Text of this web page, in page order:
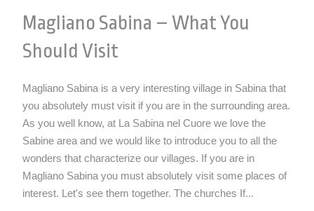
Magliano Sabina – What You
Should Visit
Magliano Sabina is a very interesting village in Sabina that
you absolutely must visit if you are in the surrounding area.
As you well know, at La Sabina nel Cuore we love the
Sabine area and we would like to introduce you to all the
wonders that characterize our villages. If you are in
Magliano Sabina you must absolutely visit some places of
interest. Let's see them together. The churches If...